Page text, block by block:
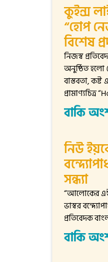
কুইন্স
“হোপ
বিশেষ
নিজস্ব
অনুষ্ঠিত হলো
বাস্তবতা, কষ্ট
প্রামাণ্যচিত্র
বাকি
নিউ
সন্ধ্যা
“আলোকের এই
ভাস্বর
প্রতিবেদক
বাকি